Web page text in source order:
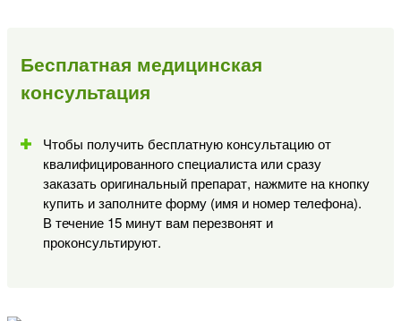
Бесплатная медицинская
консультация
Чтобы получить бесплатную консультацию от
квалифицированного специалиста или сразу
заказать оригинальный препарат, нажмите на кнопку
купить и заполните форму (имя и номер телефона).
В течение 15 минут вам перезвонят и
проконсультируют.